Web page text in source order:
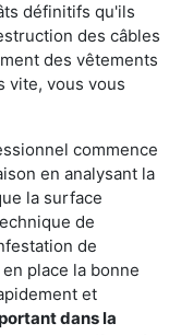
définitifs qu'ils
des câbles
des vêtements
vite, vous vous
commence
en analysant la
la surface
de
de
place la bonne
et
dans la